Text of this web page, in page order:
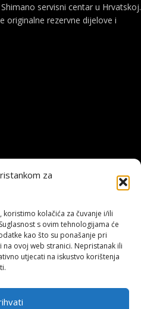
za
kolačića za čuvanje i/ili
s ovim tehnologijama će
kao što su ponašanje pri
ovoj web stranici. Nepristanak ili
utjecati na iskustvo korištenja
servisni centar u Hrvatskoj.
originalne rezervne dijelove i